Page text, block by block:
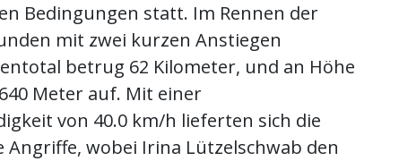
Bedingungen statt. Im Rennen der
mit zwei kurzen Anstiegen
betrug 62 Kilometer, und an Höhe
Meter auf. Mit einer
von 40.0 km/h lieferten sich die
wobei Irina Lützelschwab den